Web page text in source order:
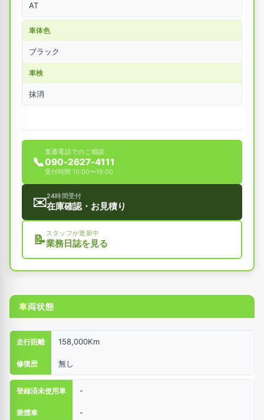
AT
車体色
ブラック
車検
抹消
📞
直通電話でのご相談
090-2627-4111
受付時間 10:00〜19:00
✉️24時間受付
在庫確認・お見積り
📝 スタッフが更新中
業務日誌を見る
車両状態
走行距離 158,000Km
修復歴 無し
登録済未使用車 -
禁煙車 -